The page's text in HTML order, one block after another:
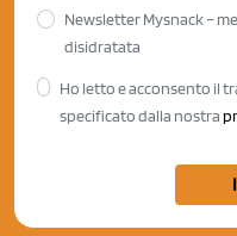
Newsletter Mysnack –
disidratata
Ho letto e acconsento il
specificato dalla nostra